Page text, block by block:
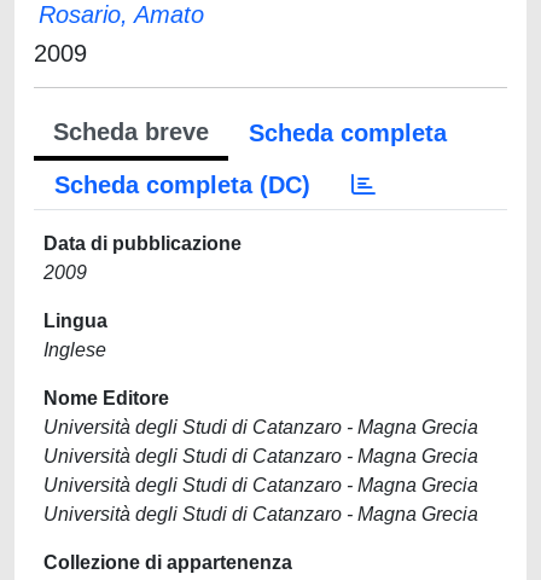
Rosario, Amato
2009
Scheda breve
Scheda completa
Scheda completa (DC)
Data di pubblicazione
2009
Lingua
Inglese
Nome Editore
Università degli Studi di Catanzaro - Magna Grecia
Università degli Studi di Catanzaro - Magna Grecia
Università degli Studi di Catanzaro - Magna Grecia
Università degli Studi di Catanzaro - Magna Grecia
Collezione di appartenenza